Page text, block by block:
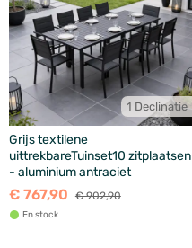
1 Declinatie
Grijs textilene
uittrekbareTuinset10 zitplaatsen
- aluminium antraciet
€ 767,90 € 902,90
En stock